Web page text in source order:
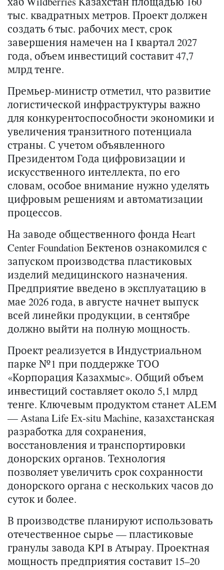
тыс. квадратных метров. Проект должен
создать 6 тыс. рабочих мест, срок
завершения намечен на I квартал 2027
года, объем инвестиций составит 47,7
млрд тенге.
Премьер-министр отметил, что развитие
логистической инфраструктуры важно
для конкурентоспособности экономики и
увеличения транзитного потенциала
страны. С учетом объявленного
Президентом Года цифровизации и
искусственного интеллекта, по его
словам, особое внимание нужно уделять
цифровым решениям и автоматизации
процессов.
На заводе общественного фонда Heart
Center Foundation Бектенов ознакомился с
запуском производства пластиковых
изделий медицинского назначения.
Предприятие введено в эксплуатацию в
мае 2026 года, в августе начнет выпуск
всей линейки продукции, в сентябре
должно выйти на полную мощность.
Проект реализуется в Индустриальном
парке №1 при поддержке ТОО
«Корпорация Казахмыс». Общий объем
инвестиций составляет около 5,1 млрд
тенге. Ключевым продуктом станет ALEM
— Astana Life Ex-situ Machine, казахстанская
разработка для сохранения,
восстановления и транспортировки
донорских органов. Технология
позволяет увеличить срок сохранности
донорского органа с нескольких часов до
суток и более.
В производстве планируют использовать
отечественное сырье — пластиковые
гранулы завода KPI в Атырау. Проектная
мощность предприятия составит 15–20